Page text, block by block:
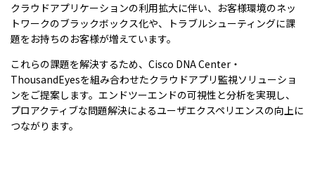
クラウドアプリケーションの利用拡大に伴い、お客様環境のネッ
トワークのブラックボックス化や、トラブルシューティングに課
題をお持ちのお客様が増えています。
これらの課題を解決するため、 Cisco DNA Center ・
ThousandEyesを組み合わせたクラウドアプリ監視ソリューショ
ンをご提案します。エンドツーエンドの可視性と分析を実現し、
プロアクティブな問題解決によるユーザエクスペリエンスの向上に
つながります。